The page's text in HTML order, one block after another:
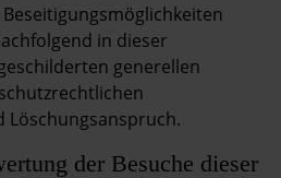
in dieser
generellen
der Besuche dieser